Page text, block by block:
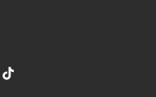
TikTok